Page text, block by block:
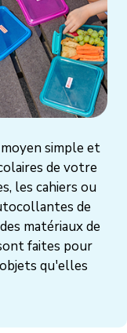
simple et
de votre
les cahiers ou
de
matériaux de
faites pour
qu'elles